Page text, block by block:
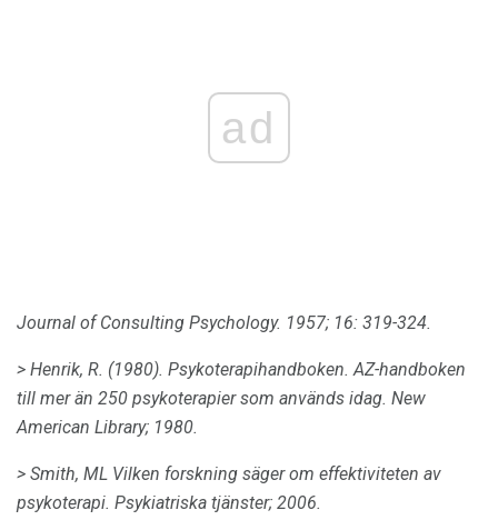
ad
Journal of Consulting Psychology. 1957; 16: 319-324.
> Henrik, R. (1980). Psykoterapihandboken. AZ-handboken
till mer än 250 psykoterapier som används idag. New
American Library; 1980.
> Smith, ML Vilken forskning säger om effektiviteten av
psykoterapi. Psykiatriska tjänster; 2006.